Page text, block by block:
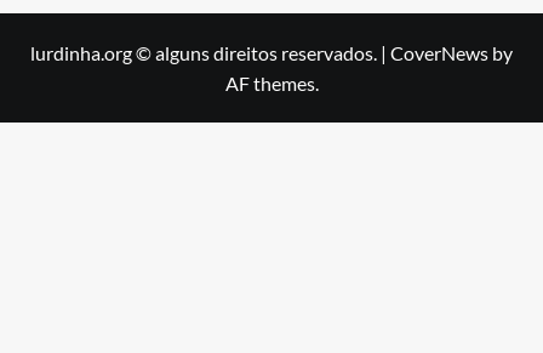
lurdinha.org © alguns direitos reservados. | CoverNews by
AF themes.